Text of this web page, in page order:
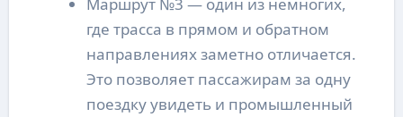
где трасса в прямом и обратном
направлениях заметно отличается.
Это позволяет пассажирам за одну
поездку увидеть и промышленный